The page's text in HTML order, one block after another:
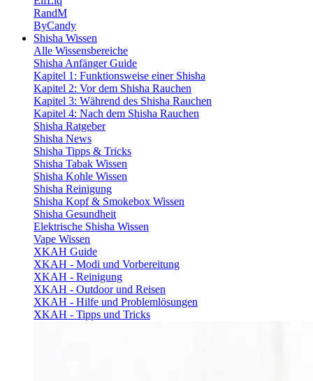
RandM
ByCandy
Shisha Wissen
Alle Wissensbereiche
Shisha Anfänger Guide
Kapitel 1: Funktionsweise einer Shisha
Kapitel 2: Vor dem Shisha Rauchen
Kapitel 3: Während des Shisha Rauchen
Kapitel 4: Nach dem Shisha Rauchen
Shisha Ratgeber
Shisha News
Shisha Tipps & Tricks
Shisha Tabak Wissen
Shisha Kohle Wissen
Shisha Reinigung
Shisha Kopf & Smokebox Wissen
Shisha Gesundheit
Elektrische Shisha Wissen
Vape Wissen
XKAH Guide
XKAH - Modi und Vorbereitung
XKAH - Reinigung
XKAH - Outdoor und Reisen
XKAH - Hilfe und Problemlösungen
XKAH - Tipps und Tricks